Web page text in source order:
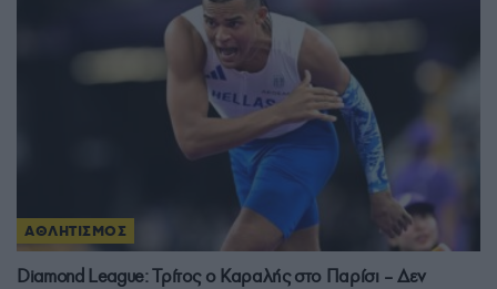
ΑΘΛΗΤΙΣΜΟΣ
Diamond League: Τρίτος ο Καραλής στο Παρίσι – Δεν